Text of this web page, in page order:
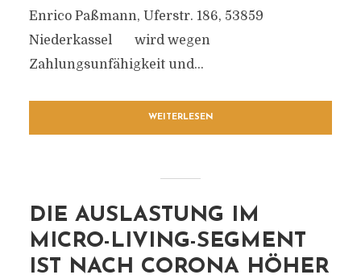
Enrico Paßmann, Uferstr. 186, 53859
Niederkassel wird wegen
Zahlungsunfähigkeit und...
WEITERLESEN
DIE AUSLASTUNG IM
MICRO-LIVING-SEGMENT
IST NACH CORONA HÖHER